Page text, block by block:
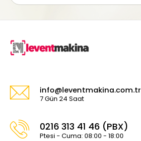
info@leventmakina.com.tr
7 Gün 24 Saat
0216 313 41 46 (PBX)
Ptesi - Cuma: 08:00 - 18:00